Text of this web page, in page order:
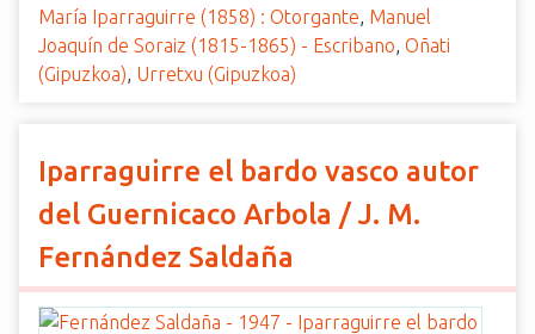
María Iparraguirre (1858) : Otorgante, Manuel
Joaquín de Soraiz (1815-1865) - Escribano, Oñati
(Gipuzkoa), Urretxu (Gipuzkoa)
Iparraguirre el bardo vasco autor
del Guernicaco Arbola / J. M.
Fernández Saldaña